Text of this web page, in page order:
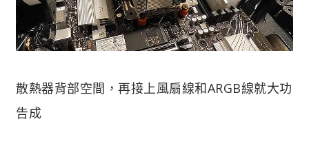
散熱器背部空間，再接上風扇線和ARGB線就大功
告成